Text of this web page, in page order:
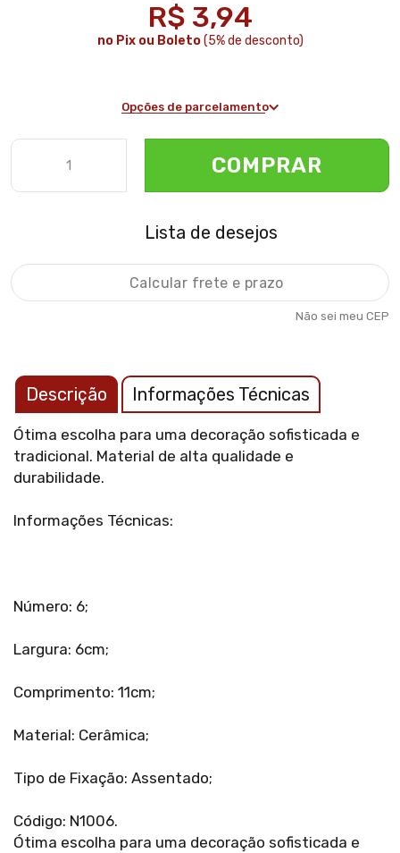
R$ 3,94
no Pix ou Boleto(5% de desconto)
Opções de parcelamento
COMPRAR
Lista de desejos
Não sei meu CEP
Descrição Informações Técnicas
Ótima escolha para uma decoração sofisticada e
tradicional. Material de alta qualidade e
durabilidade.
Informações Técnicas:
Número: 6;
Largura: 6cm;
Comprimento: 11cm;
Material: Cerâmica;
Tipo de Fixação: Assentado;
Código: N1006.
Ótima escolha para uma decoração sofisticada e